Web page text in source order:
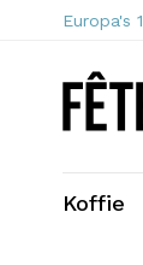
Europa's 1
Koffie